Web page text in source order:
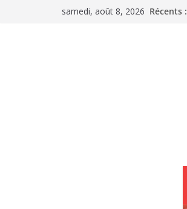
samedi, août 8, 2026 Récents :